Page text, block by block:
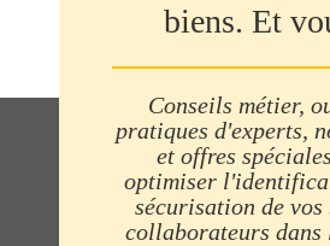
biens. Et
Conseils métier,
pratiques d'experts,
et offres
optimiser
sécurisation de vos
collaborateurs dans